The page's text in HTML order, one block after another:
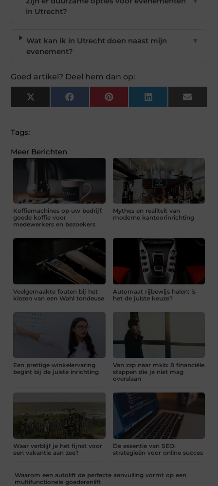
in Utrecht?
Wat kan ik in Utrecht doen naast mijn
evenement?
▼
Goed artikel? Deel hem dan op:
X
(Twitter)
FacebookPinterest LinkedIn Email
Tags:
Meer Berichten
Koffiemachines op uw bedrijf:
goede koffie voor
medewerkers en bezoekers
Mythes en realiteit van
moderne kantoorinrichting
Veelgemaakte fouten bij het
kiezen van een Wahl tondeuse
Automaat rijbewijs halen: is
het de juiste keuze?
Een prettige winkelervaring
begint bij de juiste inrichting
Van zzp naar mkb: 8 financiële
stappen die je niet mag
overslaan
Waar verblijf je het fijnst voor
een vakantie aan zee?
De essentie van SEO:
strategieën voor online succes
Waarom een autolift de perfecte aanvulling vormt op een
multifunctionele goederenlift